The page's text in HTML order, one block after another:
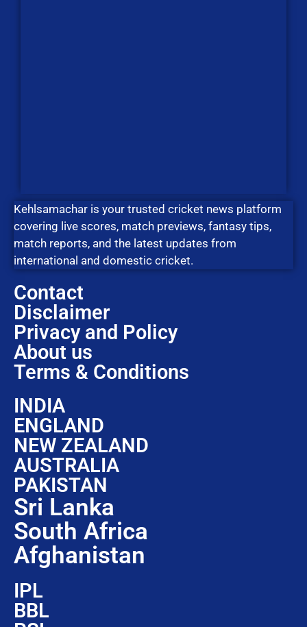
Kehlsamachar is your trusted cricket news platform
covering live scores, match previews, fantasy tips,
match reports, and the latest updates from
international and domestic cricket.
Contact
Disclaimer
Privacy and Policy
About us
Terms & Conditions
INDIA
ENGLAND
NEW ZEALAND
AUSTRALIA
PAKISTAN
Sri Lanka
South Africa
Afghanistan
IPL
BBL